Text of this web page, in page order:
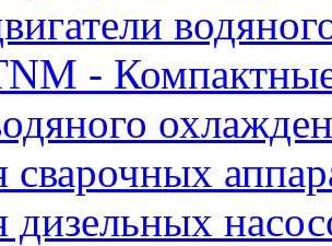
-
сварочных
дизельных